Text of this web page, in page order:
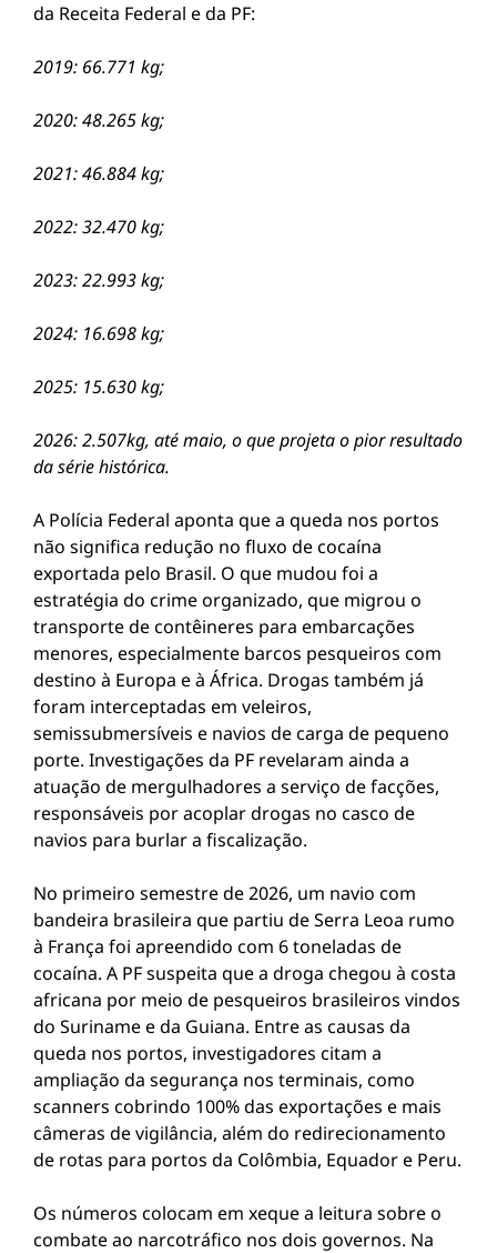
da Receita Federal e da PF:
2019: 66.771 kg;
2020: 48.265 kg;
2021: 46.884 kg;
2022: 32.470 kg;
2023: 22.993 kg;
2024: 16.698 kg;
2025: 15.630 kg;
2026: 2.507kg, até maio, o que projeta o pior resultado
da série histórica.
A Polícia Federal aponta que a queda nos portos
não significa redução no fluxo de cocaína
exportada pelo Brasil. O que mudou foi a
estratégia do crime organizado, que migrou o
transporte de contêineres para embarcações
menores, especialmente barcos pesqueiros com
destino à Europa e à África. Drogas também já
foram interceptadas em veleiros,
semissubmersíveis e navios de carga de pequeno
porte. Investigações da PF revelaram ainda a
atuação de mergulhadores a serviço de facções,
responsáveis por acoplar drogas no casco de
navios para burlar a fiscalização.
No primeiro semestre de 2026, um navio com
bandeira brasileira que partiu de Serra Leoa rumo
à França foi apreendido com 6 toneladas de
cocaína. A PF suspeita que a droga chegou à costa
africana por meio de pesqueiros brasileiros vindos
do Suriname e da Guiana. Entre as causas da
queda nos portos, investigadores citam a
ampliação da segurança nos terminais, como
scanners cobrindo 100% das exportações e mais
câmeras de vigilância, além do redirecionamento
de rotas para portos da Colômbia, Equador e Peru.
Os números colocam em xeque a leitura sobre o
combate ao narcotráfico nos dois governos. Na